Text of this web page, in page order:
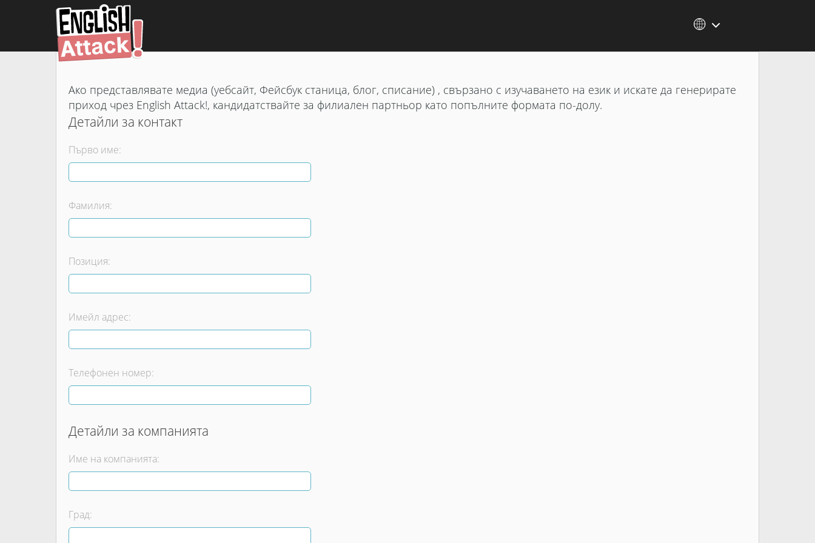
Ако представлявате медиа (уебсайт, Фейсбук станица, блог, списание) , свързано с изучаването на език и искате да генерирате
приход чрез English Attack!, кандидатствайте за филиален партньор като попълните формата по-долу.
Детайли за контакт
Първо име:
Фамилия:
Позиция:
Имейл адрес:
Телефонен номер:
Детайли за компанията
Име на компанията:
Град: